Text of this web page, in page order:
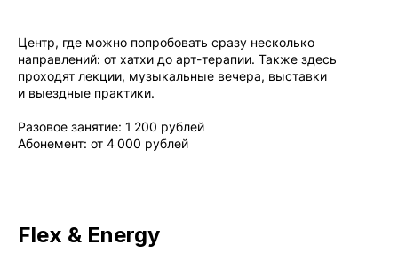
Центр, где можно попробовать сразу несколько
направлений: от хатхи до арт-терапии. Также здесь
проходят лекции, музыкальные вечера, выставки
и выездные практики.
Разовое занятие: 1 200 рублей
Абонемент: от 4 000 рублей
Flex & Energy
Телеграм